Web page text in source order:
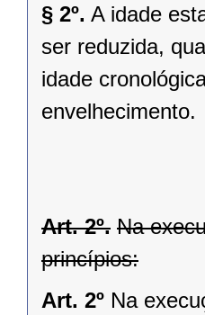
§ 2º. A idade
ser reduzida,
idade
envelhecimento.
Art. 2º. Na
princípios:
Art. 2º Na